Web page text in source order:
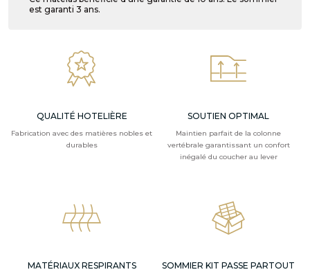
est garanti 3 ans.
QUALITÉ HOTELIÈRE
Fabrication avec des matières nobles et
durables
SOUTIEN OPTIMAL
Maintien parfait de la colonne
vertébrale garantissant un confort
inégalé du coucher au lever
MATÉRIAUX RESPIRANTS SOMMIER KIT PASSE PARTOUT